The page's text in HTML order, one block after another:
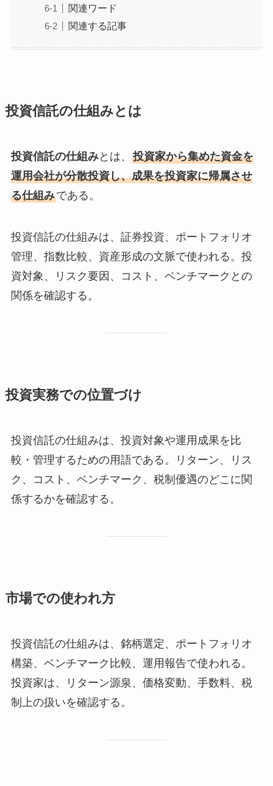
関連ワード
関連する記事
投資信託の仕組みとは
投資信託の仕組みとは、 投資家から集めた資金を
運用会社が分散投資し、成果を投資家に帰属させ
る仕組みである。
投資信託の仕組みは、証券投資、ポートフォリオ
管理、指数比較、資産形成の文脈で使われる。投
資対象、リスク要因、コスト、ベンチマークとの
関係を確認する。
投資実務での位置づけ
投資信託の仕組みは、投資対象や運用成果を比
較・管理するための用語である。リターン、リス
ク、コスト、ベンチマーク、税制優遇のどこに関
係するかを確認する。
市場での使われ方
投資信託の仕組みは、銘柄選定、ポートフォリオ
構築、ベンチマーク比較、運用報告で使われる。
投資家は、リターン源泉、価格変動、手数料、税
制上の扱いを確認する。